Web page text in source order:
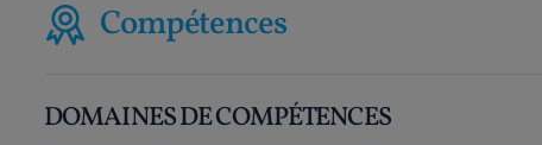
Compétences
DOMAINES DE COMPÉTENCES